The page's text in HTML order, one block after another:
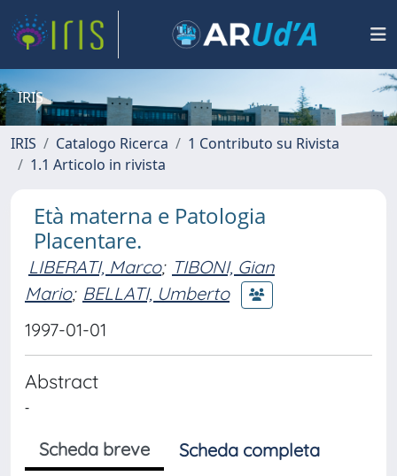
IRIS
IRIS Catalogo Ricerca
1 Contributo su Rivista
1.1 Articolo in rivista
Età materna e Patologia
Placentare.
LIBERATI, Marco; TIBONI, Gian
Mario; BELLATI, Umberto
1997-01-01
Abstract
-
Scheda breve
Scheda completa